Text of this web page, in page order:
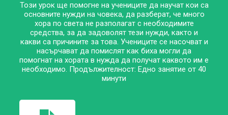
Този урок ще помогне на учениците да научат кои са
основните нужди на човека, да разберат, че много
хора по света не разполагат с необходимите
средства, за да задоволят тези нужди, както и
какви са причините за това. Учениците се насочват и
насърчават да помислят как биха могли да
помогнат на хората в нужда да получат каквото им е
необходимо. Продължителност: Едно занятие от 40
минути